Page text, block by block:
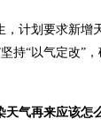
，计划要求新增
持“以气定改”
天气再来应该怎